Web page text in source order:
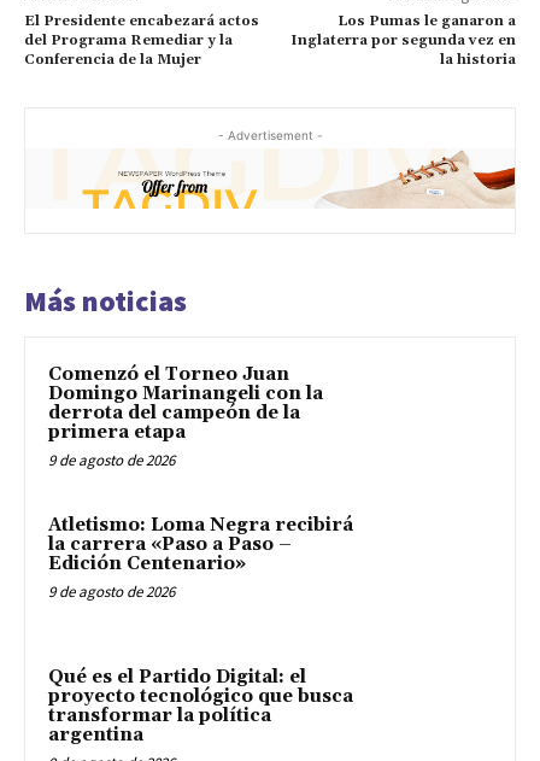
El Presidente encabezará actos
del Programa Remediar y la
Conferencia de la Mujer
Los Pumas le ganaron a
Inglaterra por segunda vez en
la historia
- Advertisement -
Más noticias
Comenzó el Torneo Juan
Domingo Marinangeli con la
derrota del campeón de la
primera etapa
9 de agosto de 2026
Atletismo: Loma Negra recibirá
la carrera «Paso a Paso –
Edición Centenario»
9 de agosto de 2026
Qué es el Partido Digital: el
proyecto tecnológico que busca
transformar la política
argentina